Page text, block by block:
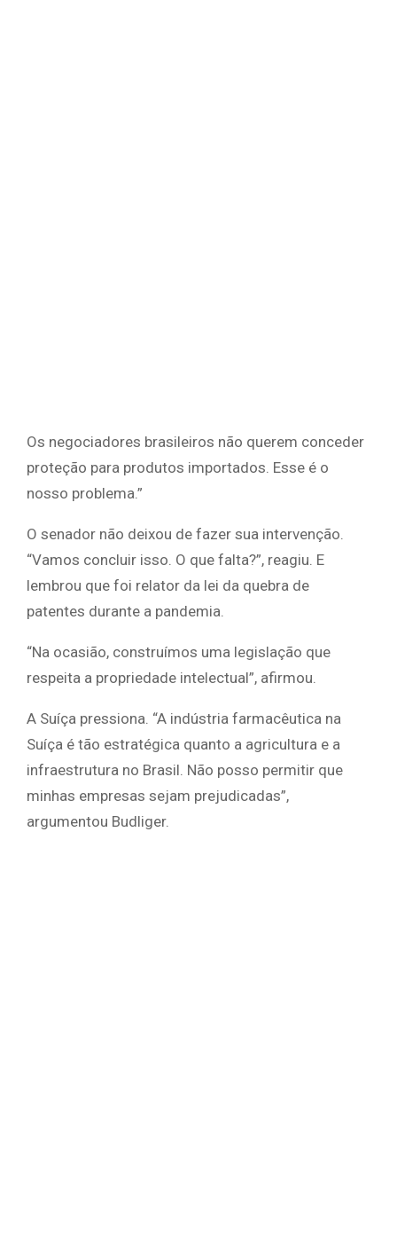
Os negociadores brasileiros não querem conceder
proteção para produtos importados. Esse é o
nosso problema.”
O senador não deixou de fazer sua intervenção.
“Vamos concluir isso. O que falta?”, reagiu. E
lembrou que foi relator da lei da quebra de
patentes durante a pandemia.
“Na ocasião, construímos uma legislação que
respeita a propriedade intelectual”, afirmou.
A Suíça pressiona. “A indústria farmacêutica na
Suíça é tão estratégica quanto a agricultura e a
infraestrutura no Brasil. Não posso permitir que
minhas empresas sejam prejudicadas”,
argumentou Budliger.